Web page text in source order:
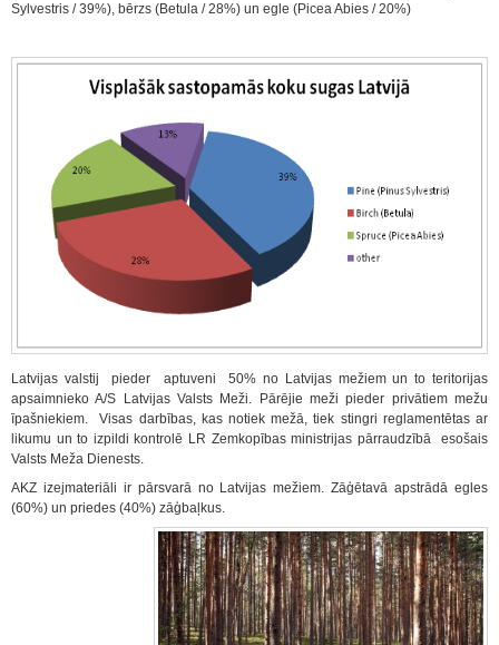
Sylvestris / 39%), bērzs (Betula / 28%) un egle (Picea Abies / 20%)
Latvijas valstij pieder aptuveni 50% no Latvijas mežiem un to teritorijas
apsaimnieko A/S Latvijas Valsts Meži. Pārējie meži pieder privātiem mežu
īpašniekiem. Visas darbības, kas notiek mežā, tiek stingri reglamentētas ar
likumu un to izpildi kontrolē LR Zemkopības ministrijas pārraudzībā esošais
Valsts Meža Dienests.
AKZ izejmateriāli ir pārsvarā no Latvijas mežiem. Zāģētavā apstrādā egles
(60%) un priedes (40%) zāģbaļkus.